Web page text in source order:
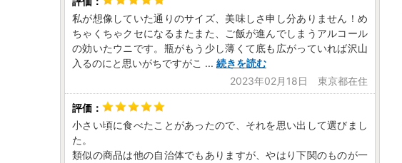
私が想像していた通りのサイズ、美味しさ申し分ありません！め
ちゃくちゃクセになるまたまた、ご飯が進んでしまうアルコール
の効いたウニです。瓶がもう少し薄くて底も広がっていれば沢山
入るのにと思いがちですがこ ... 続きを読む
2023年02月18日 東京都在住
小さい頃に食べたことがあったので、それを思い出して選びまし
た。
類似の商品は他の自治体でもありますが、やはり下関のものが一